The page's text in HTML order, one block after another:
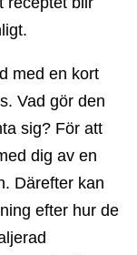
med en kort
Vad gör den
sig? För att
dig av en
Därefter kan
efter hur de